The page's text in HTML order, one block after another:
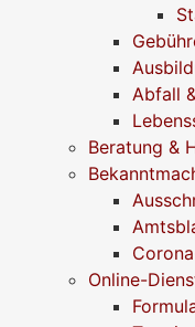
Abfall
Beratung &
Online-